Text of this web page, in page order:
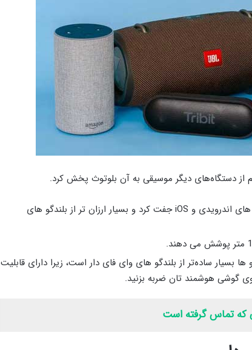
از دستگاه‌های دیگر موسیقی به آن بلوتوث پخش کرد.
آن ها را می ‌توان تقریبا با همه گوشی‌ های اندرویدی و iOS جفت کرد و بسیار ارزان ‌تر از بلندگو های
ها بسیار ساده‌تر از بلندگو های وای ‌فای دار است، زیرا دارای قابلیت
که تماس گرفته است